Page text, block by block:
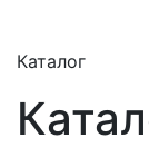
Каталог